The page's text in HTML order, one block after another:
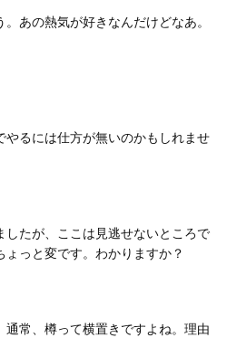
あの熱気が好きなんだけどなあ。
るには仕方が無いのかもしれませ
たが、ここは見逃せないところで
っと変です。わかりますか？
常、樽って横置きですよね。理由